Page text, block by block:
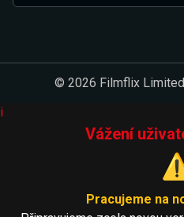
© 2026 Filmflix
i
Vážení
Pracujeme na